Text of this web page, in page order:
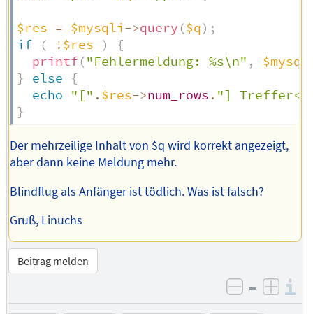
$res = $mysqli->query ($q) ;
if
( ! $res )
{
printf("Fehlermeldung: %s\n" ,
}
else
{
echo
"[" . $res->num_rows . "]
}
Der mehrzeilige Inhalt von $q wird korrekt angezeigt,
aber dann keine Meldung mehr.
Blindflug als Anfänger ist tödlich. Was ist falsch?
Gruß, Linuchs
Beitrag melden
negativ
–